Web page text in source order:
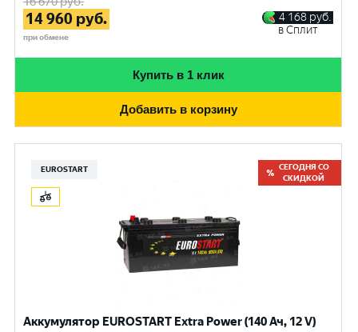
14 960 руб.
при обмене
4 168 руб.
в Сплит
Купить в 1 клик
Добавить в корзину
EUROSTART
СЕГОДНЯ СО
СКИДКОЙ
Аккумулятор EUROSTART Extra Power (140 Ач, 12 V)